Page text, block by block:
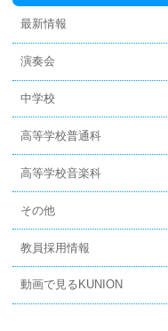
最新情報
演奏会
中学校
高等学校普通科
高等学校音楽科
その他
教員採用情報
動画で見るKUNION